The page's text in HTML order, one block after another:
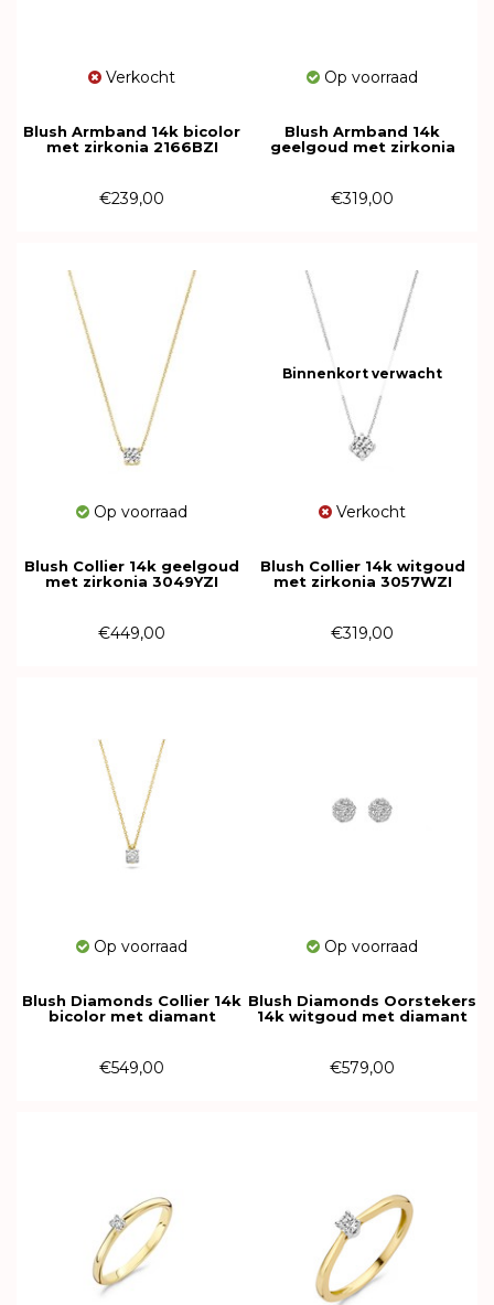
Verkocht
Blush Armband 14k bicolor
met zirkonia 2166BZI
€239,00
Op voorraad
Blush Armband 14k
geelgoud met zirkonia
€319,00
Op voorraad
Blush Collier 14k geelgoud
met zirkonia 3049YZI
€449,00
Binnenkort verwacht
Verkocht
Blush Collier 14k witgoud
met zirkonia 3057WZI
€319,00
Op voorraad
Blush Diamonds Collier 14k
bicolor met diamant
€549,00
Op voorraad
Blush Diamonds Oorstekers
14k witgoud met diamant
€579,00